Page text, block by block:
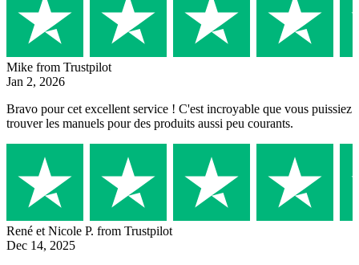
Mike from Trustpilot
Jan 2, 2026
Bravo pour cet excellent service ! C'est incroyable que vous puissiez
trouver les manuels pour des produits aussi peu courants.
René et Nicole P. from Trustpilot
Dec 14, 2025